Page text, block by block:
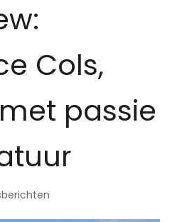
Cols,
passie